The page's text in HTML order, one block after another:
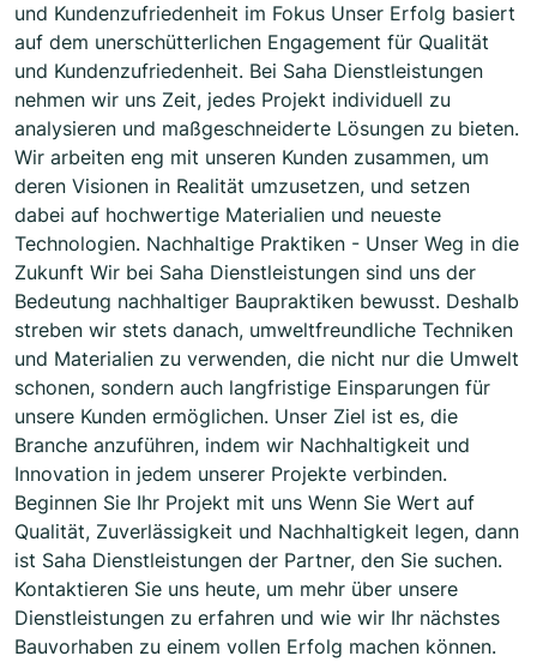
und Kundenzufriedenheit im Fokus Unser Erfolg basiert
auf dem unerschütterlichen Engagement für Qualität
und Kundenzufriedenheit. Bei Saha Dienstleistungen
nehmen wir uns Zeit, jedes Projekt individuell zu
analysieren und maßgeschneiderte Lösungen zu bieten.
Wir arbeiten eng mit unseren Kunden zusammen, um
deren Visionen in Realität umzusetzen, und setzen
dabei auf hochwertige Materialien und neueste
Technologien. Nachhaltige Praktiken - Unser Weg in die
Zukunft Wir bei Saha Dienstleistungen sind uns der
Bedeutung nachhaltiger Baupraktiken bewusst. Deshalb
streben wir stets danach, umweltfreundliche Techniken
und Materialien zu verwenden, die nicht nur die Umwelt
schonen, sondern auch langfristige Einsparungen für
unsere Kunden ermöglichen. Unser Ziel ist es, die
Branche anzuführen, indem wir Nachhaltigkeit und
Innovation in jedem unserer Projekte verbinden.
Beginnen Sie Ihr Projekt mit uns Wenn Sie Wert auf
Qualität, Zuverlässigkeit und Nachhaltigkeit legen, dann
ist Saha Dienstleistungen der Partner, den Sie suchen.
Kontaktieren Sie uns heute, um mehr über unsere
Dienstleistungen zu erfahren und wie wir Ihr nächstes
Bauvorhaben zu einem vollen Erfolg machen können.